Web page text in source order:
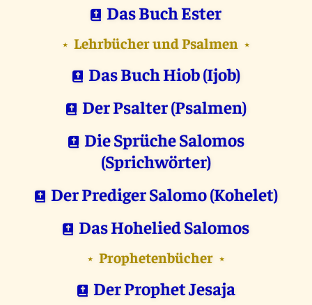
Das Buch Ester
⋆ Lehrbücher und Psalmen ⋆
Das Buch Hiob (Ijob)
Der Psalter (Psalmen)
Die Sprüche Salomos
(Sprichwörter)
Der Prediger Salomo (Kohelet)
Das Hohelied Salomos
⋆ Prophetenbücher ⋆
Der Prophet Jesaja